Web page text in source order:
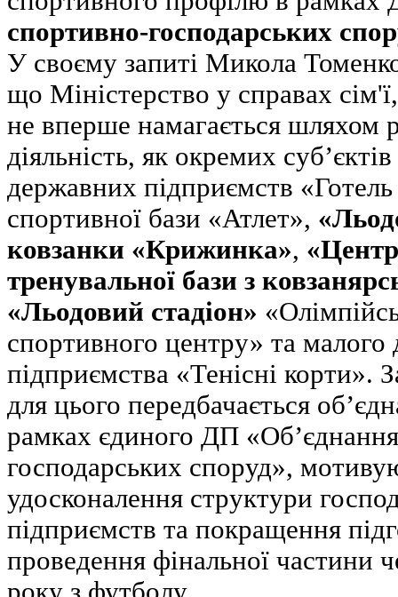
спортивно-господарських
У своєму запиті Микола
що Міністерство у справах
не вперше намагається шляхом
діяльність, як окремих
державних підприємств
спортивної бази «Атлет»,
ковзанки «Крижинка»,
тренувальної бази з
«Льодовий стадіон»
спортивного центру» та малого
підприємства «Тенісні корти».
для цього передбачається
рамках єдиного ДП
господарських споруд»,
удосконалення структури
підприємств та покращення
проведення фінальної частини